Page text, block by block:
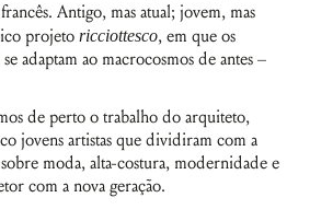
francês. Antigo, mas atual; jovem, mas
projetoricciottesco, em que os
adaptam ao macrocosmos de antes –
de perto o trabalho do arquiteto,
jovens artistas que dividiram com a
sobre moda, alta-costura, modernidade e
com a nova geração.